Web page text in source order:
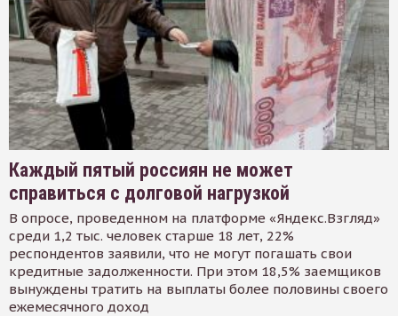
Каждый пятый россиян не может
справиться с долговой нагрузкой
В опросе, проведенном на платформе «Яндекс.Взгляд»
среди 1,2 тыс. человек старше 18 лет, 22%
респондентов заявили, что не могут погашать свои
кредитные задолженности. При этом 18,5% заемщиков
вынуждены тратить на выплаты более половины своего
ежемесячного доход